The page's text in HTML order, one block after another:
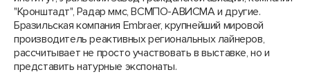
"Кронштадт", Радар ммс, ВСМПО-АВИСМА и другие.
Бразильская компания Embraer, крупнейший мировой
производитель реактивных региональных лайнеров,
рассчитывает не просто участвовать в выставке, но и
представить натурные экспонаты.